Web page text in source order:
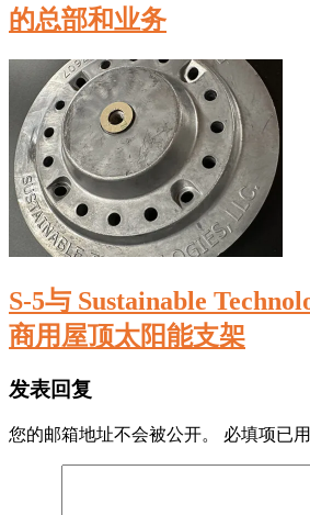
的总部和业务
S-5与 Sustainable
商用屋顶太阳能支架
发表回复
您的邮箱地址不会被公开。 必填项已用